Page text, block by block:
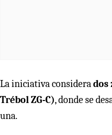
La iniciativa considerados
Trébol ZG-C), donde se
una.